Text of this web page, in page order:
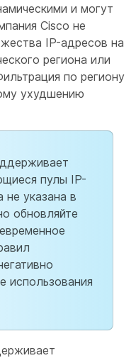
и могут
Cisco не
IP-адресов на
региона или
по региону
ухудшению
пулы IP-
не указана в
обновляйте
использования